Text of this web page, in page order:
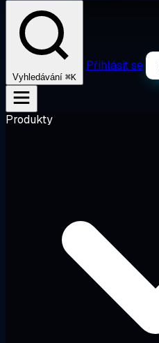
Vyhledávání ⌘K
Přihlásit se
Produkty